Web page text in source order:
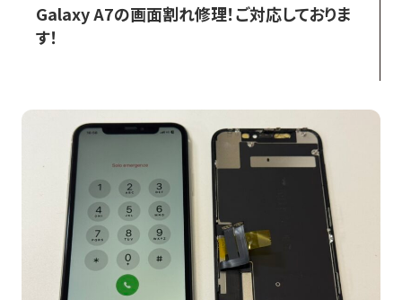
Galaxy A7の画面割れ修理！ご対応しておりま
す！